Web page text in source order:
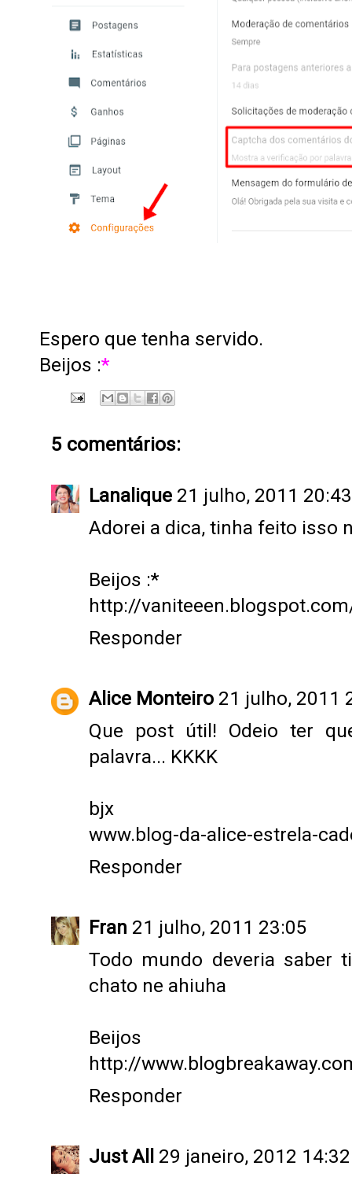
Espero que tenha servido.
Beijos :*
5 comentários:
Lanalique 21 julho, 2011 20:43
Adorei a dica, tinha feito isso
Beijos :*
http://
Responder
Alice Monteiro 21 julho, 2011
Que post útil! Odeio ter
palavra... KKKK
bjx
www.blog-da-alice-estrela-
Responder
Fran 21 julho, 2011 23:05
Todo mundo deveria saber
chato ne ahiuha
Beijos
http://
Responder
Just All
29 janeiro, 2012 14:32